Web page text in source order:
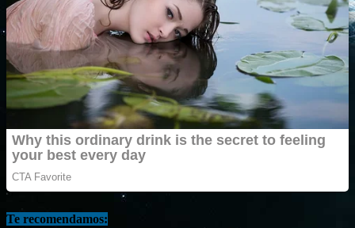
Te recomendamos: